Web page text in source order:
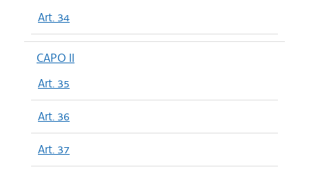
Art. 34
CAPO II
Art. 35
Art. 36
Art. 37